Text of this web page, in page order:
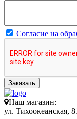
Согласие на
Заказать
Наш магазин:
ул. Тихоокеанская,